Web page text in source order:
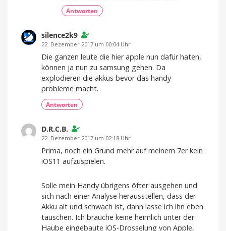
Antworten
silence2k9
22. Dezember 2017 um 00:04 Uhr
Die ganzen leute die hier apple nun dafür haten,
können ja nun zu samsung gehen. Da
explodieren die akkus bevor das handy
probleme macht.
Antworten
D.R.C.B.
22. Dezember 2017 um 02:18 Uhr
Prima, noch ein Grund mehr auf meinem 7er kein
iOS11 aufzuspielen.
Solle mein Handy übrigens öfter ausgehen und
sich nach einer Analyse herausstellen, dass der
Akku alt und schwach ist, dann lasse ich ihn eben
tauschen. Ich brauche keine heimlich unter der
Haube eingebaute iOS-Drosselung von Apple,